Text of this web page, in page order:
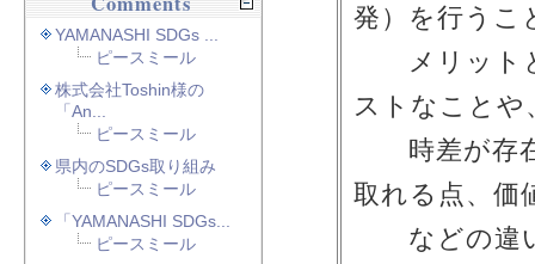
発）を行うこ
メリットと
ストなことや
時差が存在
取れる点、価
などの違い
YAMANASHI SDGs ...
ピースミール
株式会社Toshin様の
「An...
ピースミール
県内のSDGs取り組み
ピースミール
「YAMANASHI SDGs...
ピースミール